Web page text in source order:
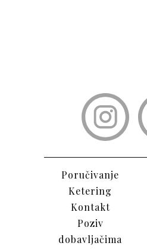
Poručivanje
Ketering
Kontakt
Poziv
dobavljačima